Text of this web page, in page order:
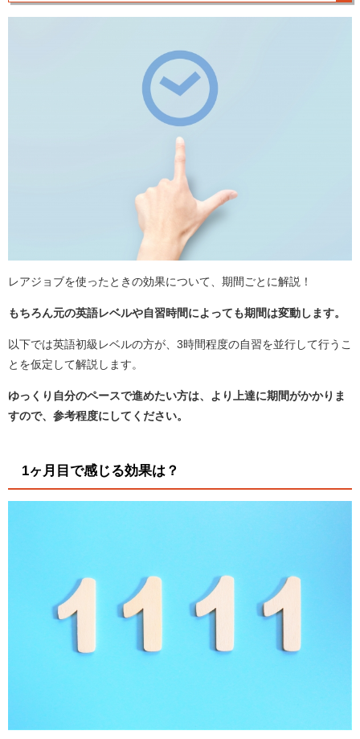
レアジョブを使ったときの効果について、期間ごとに解説！
もちろん元の英語レベルや自習時間によっても期間は変動します。
以下では英語初級レベルの方が、3時間程度の自習を並行して行うこ
とを仮定して解説します。
ゆっくり自分のペースで進めたい方は、より上達に期間がかかりま
すので、参考程度にしてください。
1ヶ月目で感じる効果は？